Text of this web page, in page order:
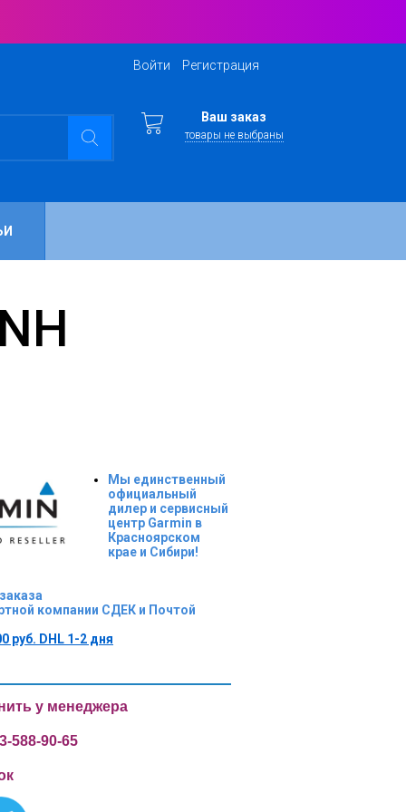
Войти Регистрация
Ваш заказ
товары не выбраны
Мы единственный
официальный
дилер и сервисный
центр Garmin в
Красноярском
крае и Сибири!
компании СДЕК и Почтой
руб. DHL 1-2 дня
у менеджера
588-90-65